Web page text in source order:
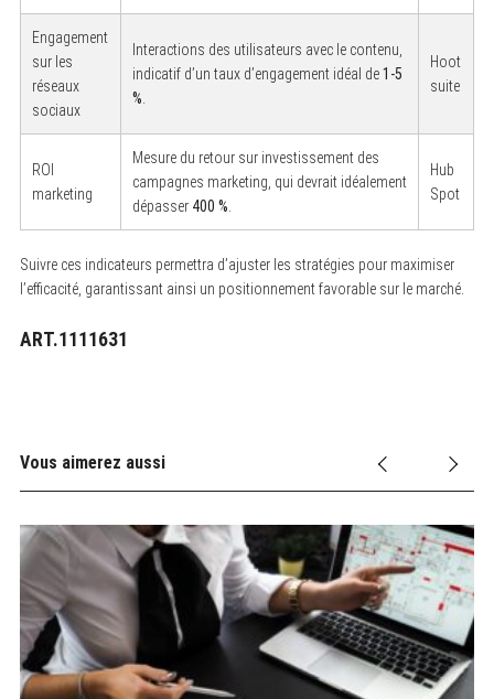
Engagement
sur les
réseaux
sociaux
Interactions des utilisateurs avec le contenu,
indicatif d’un taux d’engagement idéal de1-5
%
Hoot
suite
ROI
marketing
Mesure du retour sur investissement des
campagnes marketing, qui devrait idéalement
dépasser 400 %
Hub
Spot
Suivre ces indicateurs permettra d’ajuster les stratégies pour maximiser
l’efficacité, garantissant ainsi un positionnement favorable sur le marché.
ART.1111631
Vous aimerez aussi